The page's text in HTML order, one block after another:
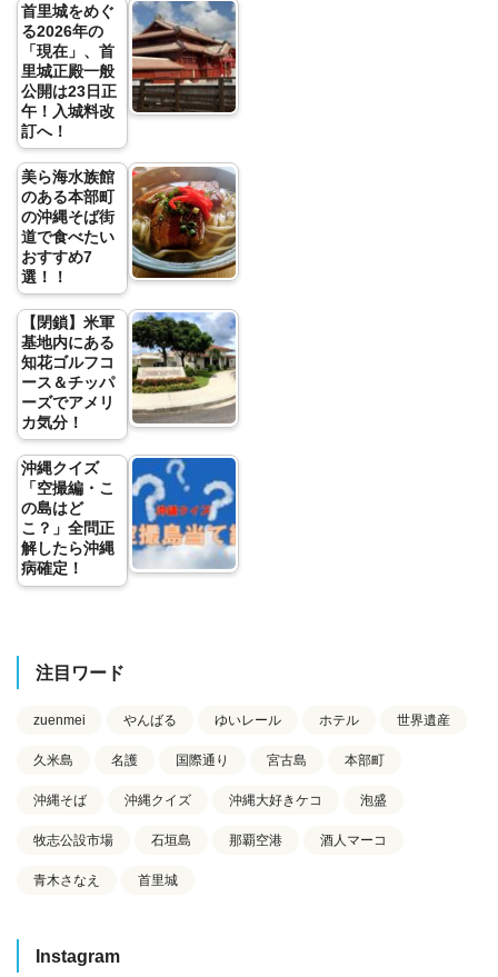
首里城をめぐ
る2026年の
「現在」、首
里城正殿一般
公開は23日正
午！入城料改
訂へ！
美ら海水族館
のある本部町
の沖縄そば街
道で食べたい
おすすめ7
選！！
【閉鎖】米軍
基地内にある
知花ゴルフコ
ース＆チッパ
ーズでアメリ
カ気分！
沖縄クイズ
「空撮編・こ
の島はど
こ？」全問正
解したら沖縄
病確定！
注目ワード
zuenmei やんばる ゆいレール ホテル 世界遺産
久米島 名護 国際通り 宮古島 本部町
沖縄そば 沖縄クイズ 沖縄大好きケコ 泡盛
牧志公設市場 石垣島 那覇空港 酒人マーコ
青木さなえ 首里城
Instagram